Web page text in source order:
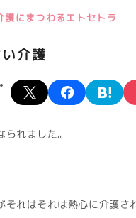
護にまつわるエトセトラ
介護
X facebook
れました。
それはそれは熱心に介護さ